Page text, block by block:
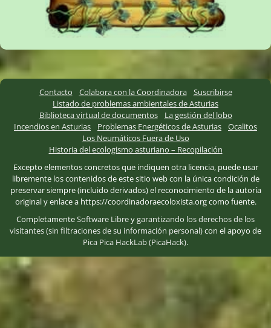
Contacto Colabora con la Coordinadora
Suscribirse
Listado de problemas ambientales de Asturias
Biblioteca virtual de documentos
La gestión del lobo
Incendios en Asturias
Problemas Energéticos de Asturias
Ocalitos
Los Neumáticos Fuera de Uso
Historia del ecologismo asturiano – Recopilación
Excepto elementos concretos que indiquen otra licencia, puede usar
libremente los contenidos de este sitio web con la única condición de
preservar siempre (incluido derivados) el reconocimiento de la autoría
original y enlace a https://coordinadoraecoloxista.org como fuente.
CompletamenteSoftware Libreygarantizando los derechos de los
visitantes (sin filtraciones de su información personal)con el apoyo de
Pica Pica HackLab (PicaHack).